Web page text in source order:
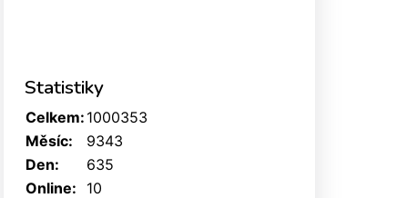
Statistiky
Online: 10
Celkem: 1000353
Měsíc:
9343
Den:
635